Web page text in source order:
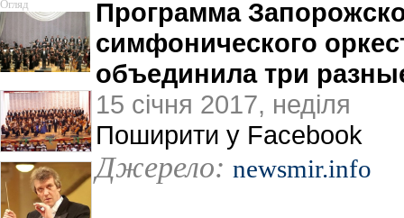
Огляд
Программа
симфонического
объединила три
15 січня 2017, неділя
Поширити у Facebook
Джерело: newsmir.info